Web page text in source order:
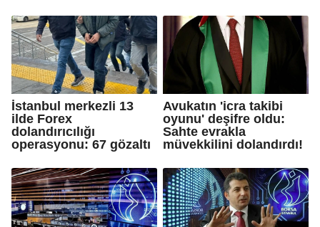
İstanbul merkezli 13
ilde Forex
dolandırıcılığı
operasyonu: 67 gözaltı
Avukatın 'icra takibi
oyunu' deşifre oldu:
Sahte evrakla
müvekkilini dolandırdı!